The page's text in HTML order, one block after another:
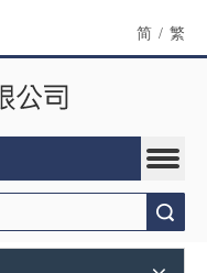
简 / 繁